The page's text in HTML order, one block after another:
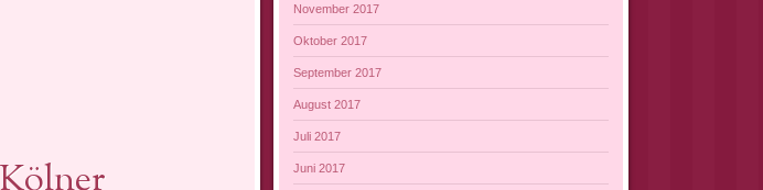
November 2017
Oktober 2017
September 2017
August 2017
Juli 2017
Juni 2017